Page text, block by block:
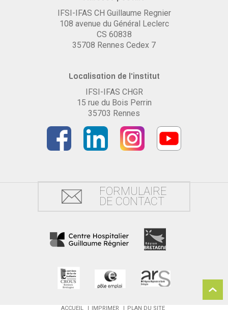
IFSI-IFAS CH Guillaume Regnier
108 avenue du Général Leclerc
CS 60838
35708 Rennes Cedex 7
Localisation de l'institut
IFSI-IFAS CHGR
15 rue du Bois Perrin
35703 Rennes
FORMULAIRE
DE CONTACT
ACCUEIL IMPRIMER PLAN DU SITE